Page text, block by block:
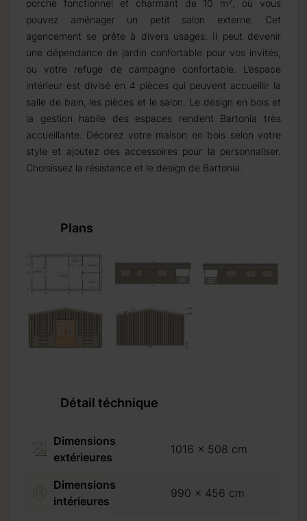
porche fonctionnel et charmant de 10 m², où vous
pouvez aménager un petit salon externe. Cet
agencement se prête à divers usages. Il peut devenir
une dépendance de jardin confortable pour vos invités,
ou votre refuge de campagne confortable. L’espace
intérieur est divisé en 4 pièces qui peuvent accueillir la
salle de bain, les pièces et le salon. Le design en bois et
la gestion habile des espaces rendent Bartonia très
accueillante. Décorez votre maison en bois selon votre
style et ajoutez des accessoires pour la personnaliser.
Choisissez la résistance et le design de Bartonia.
Plans
Détail téchnique
Dimensions
extérieures
1016 x 508 cm
Dimensions
intérieures
990 x 456 cm